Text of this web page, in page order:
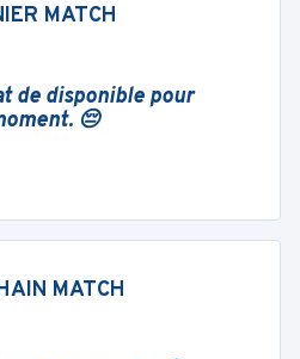
MATCH
de disponible pour
😔
MATCH